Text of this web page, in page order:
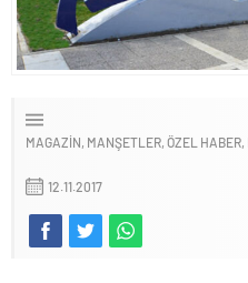
MAGAZIN MANŞETLER ÖZEL HABER
12.11.2017